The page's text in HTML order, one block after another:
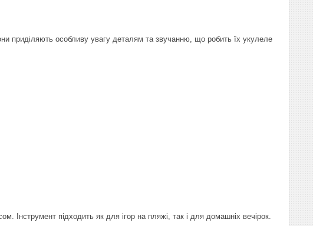
приділяють особливу увагу деталям та звучанню, що робить їх укулеле
Інструмент підходить як для ігор на пляжі, так і для домашніх вечірок.